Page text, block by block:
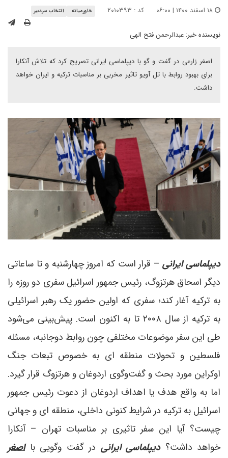
کد : ۲۰۱۰۳۹۳ خاورمیانه انتخاب سردبیر
نویسنده خبر: عبدالرحمن فتح الهی
اصغر زارعی در گفت و گو با دیپلماسی ایرانی تصریح کرد که تلاش آنکارا
برای بهبود روابط با تل آویو تاثیر مخربی بر مناسبات ترکیه و ایران خواهد
داشت.
دیپلماسی ایرانی – قرار است که امروز چهارشنبه و تا ساعاتی
دیگر اسحاق هرتزوگ، رئیس جمهور اسرائیل سفری دو روزه را
به ترکیه آغار کند؛ سفری که اولین حضور یک رهبر اسرائیلی
به ترکیه از سال ۲۰۰۸ تا به اکنون است. پیش‌بینی می‌شود
طی این سفر موضوعات مختلفی چون روابط دوجانبه، مسئله
فلسطین و تحولات منطقه ای به خصوص تبعات جنگ
اوکراین مورد بحث و گفت‌وگوی اردوغان و هرتزوگ قرار گیرد.
اما به واقع هدف یا اهداف اردوغان از دعوت رئیس جمهور
اسرائیل به ترکیه در شرایط کنونی داخلی، منطقه ای و جهانی
چیست؟ آیا این سفر تاثیری بر مناسبات تهران – آنکارا
خواهد داشت؟دیپلماسی ایرانی در گفت وگویی بااصغر